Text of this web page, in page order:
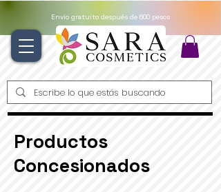
Envío gratuito después de 600 pesos
Productos
Concesionados